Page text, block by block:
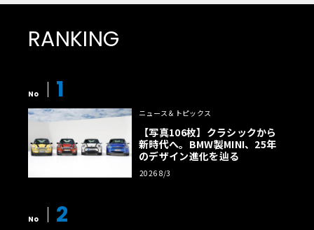
RANKING
No 1
ニュース＆トピックス
【写真106枚】クラシックから
新時代へ。BMW製MINI、25年
のデザイン進化を辿る
2026 8/3
No 2